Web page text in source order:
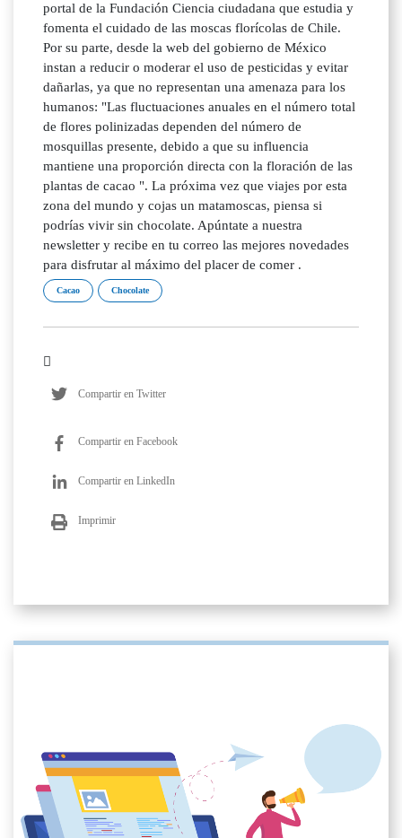
portal de la Fundación Ciencia ciudadana que estudia y
fomenta el cuidado de las moscas florícolas de Chile.
Por su parte, desde la web del gobierno de México
instan a reducir o moderar el uso de pesticidas y evitar
dañarlas, ya que no representan una amenaza para los
humanos: "Las fluctuaciones anuales en el número total
de flores polinizadas dependen del número de
mosquillas presente, debido a que su influencia
mantiene una proporción directa con la floración de las
plantas de cacao ". La próxima vez que viajes por esta
zona del mundo y cojas un matamoscas, piensa si
podrías vivir sin chocolate. Apúntate a nuestra
newsletter y recibe en tu correo las mejores novedades
para disfrutar al máximo del placer de comer .
Cacao Chocolate
Compartir en Twitter
Compartir en Facebook
Compartir en LinkedIn
Imprimir